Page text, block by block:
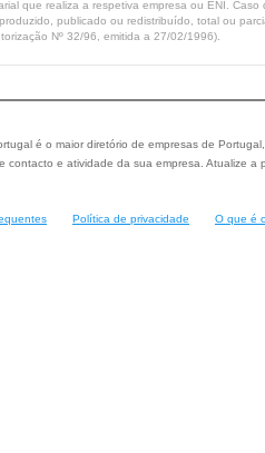
que realiza a respetiva empresa ou ENI.
publicado ou redistribuído, total ou
Nº 32/96, emitida a 27/02/1996).
é o maior diretório de empresas de
contacto e atividade da sua empresa. Atualize
Política de privacidade O que é